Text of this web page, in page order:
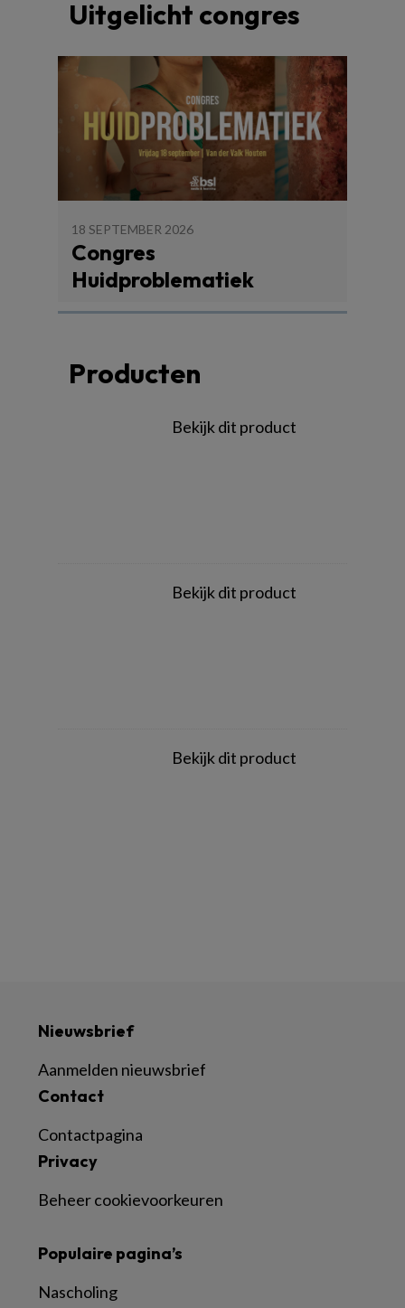
Uitgelicht congres
18 SEPTEMBER 2026
Congres
Huidproblematiek
Producten
Bekijk dit product
Bekijk dit product
Bekijk dit product
Nieuwsbrief
Aanmelden nieuwsbrief
Contact
Contactpagina
Privacy
Beheer cookievoorkeuren
Populaire pagina’s
Nascholing